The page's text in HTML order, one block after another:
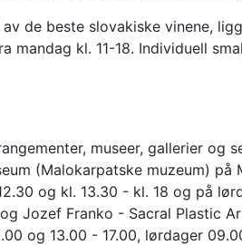
de beste slovakiske vinene,
kl. 11-18. Individuell
museer, gallerier og
(Malokarpatske muzeum) på
og kl. 13.30 - kl. 18 og på
Jozef Franko - Sacral Plastic
og 13.00 - 17.00, lørdager